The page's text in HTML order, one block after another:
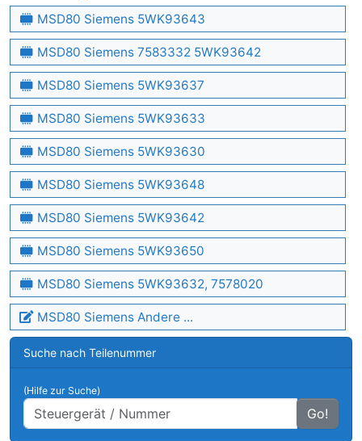
MSD80 Siemens 5WK93643
MSD80 Siemens 7583332 5WK93642
MSD80 Siemens 5WK93637
MSD80 Siemens 5WK93633
MSD80 Siemens 5WK93630
MSD80 Siemens 5WK93648
MSD80 Siemens 5WK93642
MSD80 Siemens 5WK93650
MSD80 Siemens 5WK93632, 7578020
MSD80 Siemens Andere ...
Suche nach Teilenummer
(Hilfe zur Suche)
Go!